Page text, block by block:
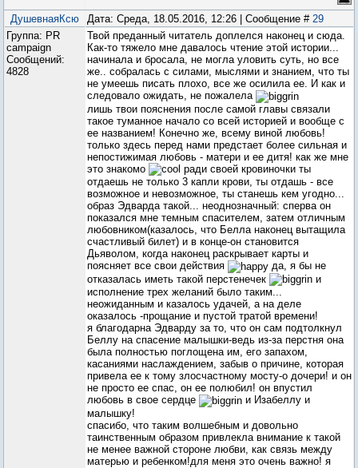
ДушевнаяКсю Дата: Среда, 18.05.2016, 12:26 | Сообщение # 29
Группа: PR
campaign
Сообщений:
4828
Твой преданный читатель доплелся наконец и сюда.
Как-то тяжело мне давалось чтение этой истории...
начинала и бросала, не могла уловить суть, но все
же.. собралась с силами, мыслями и знанием, что ты
не умеешь писать плохо, все же осилила ее. И как и
следовало ожидать, не пожалела
лишь твои пояснения после самой главы связали
такое туманное начало со всей историей и вообще с
ее названием! Конечно же, всему виной любовь!
только здесь перед нами предстает более сильная и
непостижимая любовь - матери и ее дитя! как же мне
это знакомо
ради своей кровиночки ты
отдаешь не только 3 капли крови, ты отдашь - все
возможное и невозможное, ты станешь кем угодно...
образ Эдварда такой... неоднозначный: сперва он
показался мне темным спасителем, затем отличным
любовником(казалось, что Белла наконец вытащила
счастливый билет) и в конце-он становится
Дьяволом, когда наконец раскрывает карты и
поясняет все свои действия
да, я бы не
отказалась иметь такой перстенечек
и
исполнение трех желаний было таким...
неожиданным и казалось удачей, а на деле
оказалось -прощание и пустой тратой времени!
я благодарна Эдварду за то, что он сам подтолкнул
Беллу на спасение малышки-ведь из-за перстня она
была полностью поглощена им, его запахом,
касаниями наслаждением, забыв о причине, которая
привела ее к тому злосчастному мосту-о дочери! и он
не просто ее спас, он ее полюбил! он впустил
любовь в свое сердце
и Изабеллу и
малышку!
спасибо, что таким волшебным и довольно
таинственным образом привлекла внимание к такой
не менее важной стороне любви, как связь между
матерью и ребенком!для меня это очень важно! я